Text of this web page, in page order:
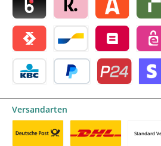
Blik by mollieKlarna by mollieAlma by mollie
Satispay by mollieBancontact by mollie
Belfius by mollie
eps by
Versandarten
Standard